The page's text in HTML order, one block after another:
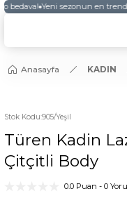
bedava! Yeni sezonun en trend
Anasayfa KADIN
Stok Kodu:905/Yeşil
Türen Kadin
Çitçitli Body
0.0 Puan - 0